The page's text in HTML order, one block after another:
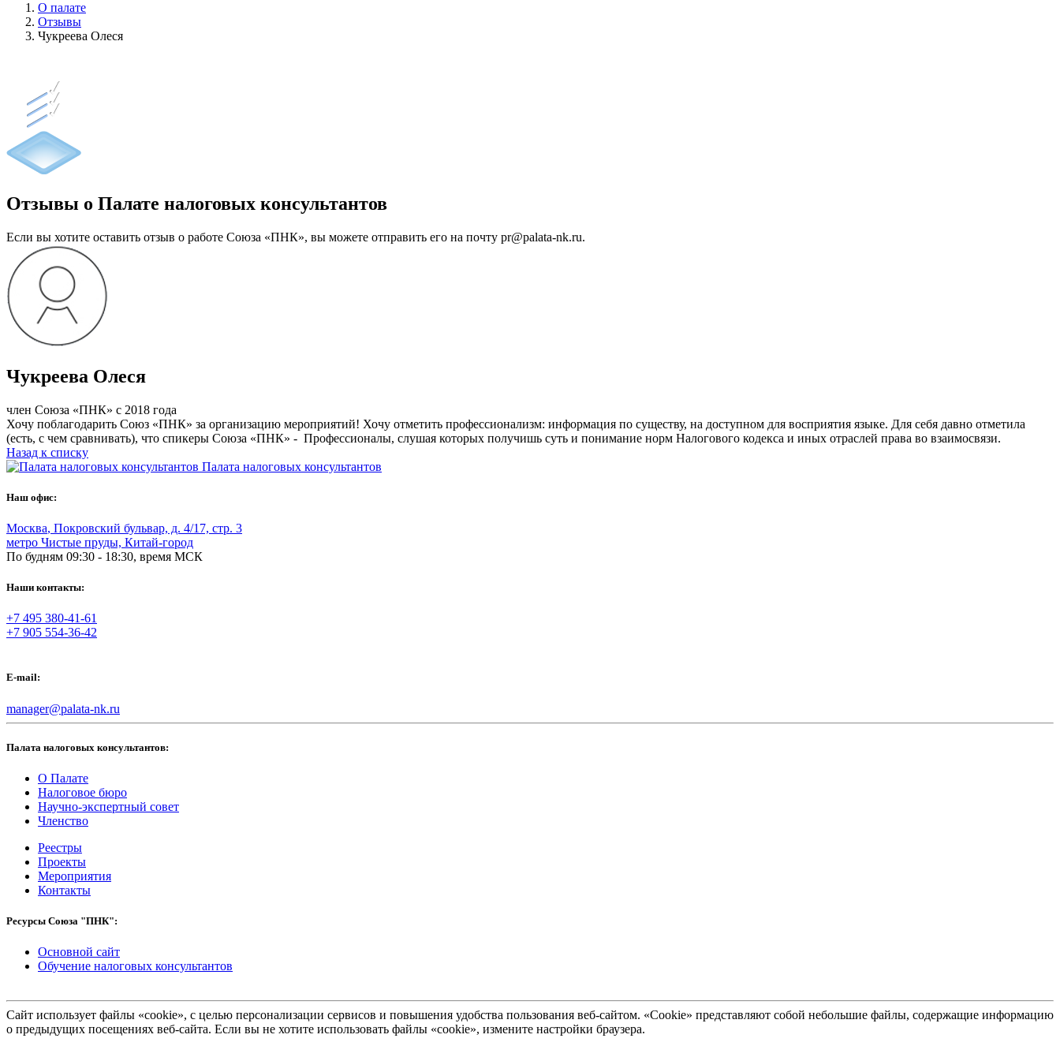
О палате
Отзывы
Чукреева Олеся
Отзывы о Палате налоговых консультантов
Если вы хотите оставить отзыв о работе Союза «ПНК», вы можете отправить его на почту pr@palata-nk.ru.
Чукреева Олеся
член Союза «ПНК» с 2018 года
Хочу поблагодарить Союз «ПНК» за организацию мероприятий! Хочу отметить профессионализм: информация по существу, на доступном для восприятия языке. Для себя давно отметила
(есть, с чем сравнивать), что спикеры Союза «ПНК» - Профессионалы, слушая которых получишь суть и понимание норм Налогового кодекса и иных отраслей права во взаимосвязи.
Назад к списку
Палата налоговых консультантов
Наш офис:
Москва, Покровский бульвар, д. 4/17, стр. 3
метро Чистые пруды, Китай-город
По будням 09:30 - 18:30, время МСК
Наши контакты:
+7 495 380-41-61
+7 905 554-36-42
E-mail:
manager@palata-nk.ru
Палата налоговых консультантов:
О Палате
Налоговое бюро
Научно-экспертный совет
Членство
Реестры
Проекты
Мероприятия
Контакты
Ресурсы Союза "ПНК":
Основной сайт
Обучение налоговых консультантов
Сайт использует файлы «cookie», с целью персонализации сервисов и повышения удобства пользования веб-сайтом. «Cookie» представляют собой небольшие файлы, содержащие информацию
о предыдущих посещениях веб-сайта. Если вы не хотите использовать файлы «cookie», измените настройки браузера.